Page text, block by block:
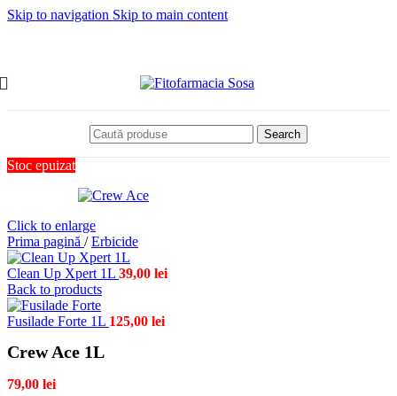
Skip to navigation Skip to main content
Search
Stoc epuizat
Click to enlarge
Prima pagină / Erbicide
Clean Up Xpert 1L 39,00 lei
Back to products
Fusilade Forte 1L 125,00 lei
Crew Ace 1L
79,00 lei